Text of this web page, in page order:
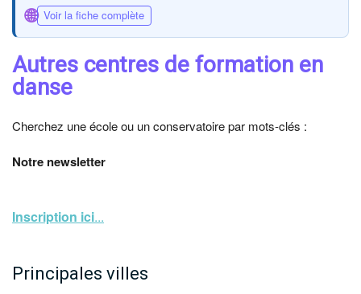
🌐 Voir la fiche complète
Autres centres de formation en
danse
Cherchez une école ou un conservatoire par mots-clés :
Notre newsletter
Inscription ici...
Principales villes